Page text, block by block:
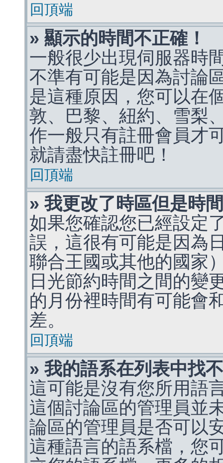
回頂端
» 顯示的時間不正確！
一般很少出現伺服器時
不準有可能是因為討論
是這種原因，您可以在
敦、巴黎、紐約、雪梨
作一般只有註冊會員才
就請盡快註冊吧！
回頂端
» 我更改了時區但是時
如果您確認您已經設定
誤，這很有可能是因為
聯合王國或其他的國家
日光節約時間之間的變
的月份裡時間有可能會
差。
回頂端
» 我的語系在列表中找
這可能是沒有您所用語
這個討論區的管理員並
論區的管理員是否可以
這種語言的語系檔，您